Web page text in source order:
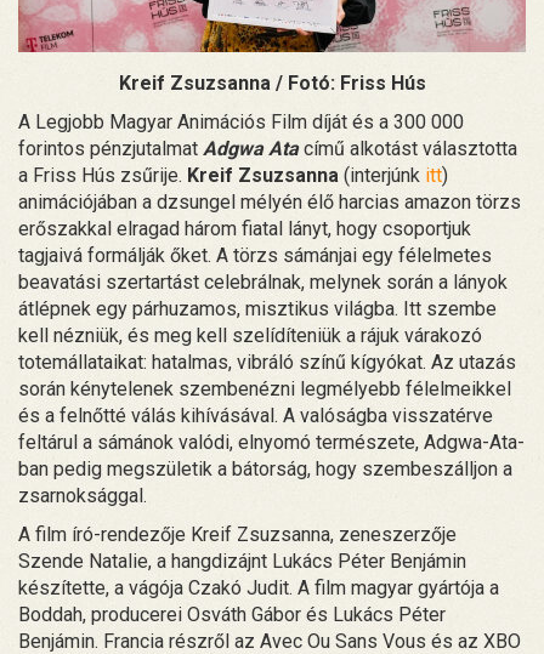
Kreif Zsuzsanna / Fotó: Friss Hús
A Legjobb Magyar Animációs Film díját és a 300 000
forintos pénzjutalmat Adgwa Atacímű alkotást választotta
a Friss Hús zsűrije. Kreif Zsuzsanna (interjúnk itt)
animációjában a dzsungel mélyén élő harcias amazon törzs
erőszakkal elragad három fiatal lányt, hogy csoportjuk
tagjaivá formálják őket. A törzs sámánjai egy félelmetes
beavatási szertartást celebrálnak, melynek során a lányok
átlépnek egy párhuzamos, misztikus világba. Itt szembe
kell nézniük, és meg kell szelídíteniük a rájuk várakozó
totemállataikat: hatalmas, vibráló színű kígyókat. Az utazás
során kénytelenek szembenézni legmélyebb félelmeikkel
és a felnőtté válás kihívásával. A valóságba visszatérve
feltárul a sámánok valódi, elnyomó természete, Adgwa-Ata-
ban pedig megszületik a bátorság, hogy szembeszálljon a
zsarnoksággal.
A film író-rendezője Kreif Zsuzsanna, zeneszerzője
Szende Natalie, a hangdizájnt Lukács Péter Benjámin
készítette, a vágója Czakó Judit. A film magyar gyártója a
Boddah, producerei Osváth Gábor és Lukács Péter
Benjámin. Francia részről az Avec Ou Sans Vous és az XBO